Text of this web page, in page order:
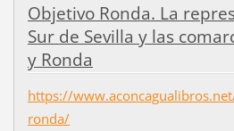
Objetivo Ronda. La
Sur de Sevilla y las
y Ronda
https://
ronda/